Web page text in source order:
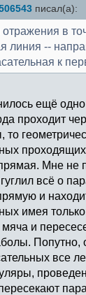
писал(а):
в
линия --
к
ещё одно
проходит
то
Мне не
всё о
и
имея
и
Попутно,
все